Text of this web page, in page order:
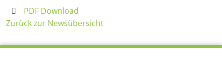
PDF Download
Zurück zur Newsübersicht